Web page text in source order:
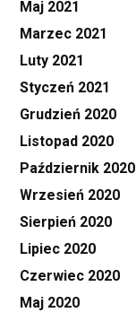
Maj 2021
Marzec 2021
Luty 2021
Styczeń 2021
Grudzień 2020
Listopad 2020
Październik 2020
Wrzesień 2020
Sierpień 2020
Lipiec 2020
Czerwiec 2020
Maj 2020